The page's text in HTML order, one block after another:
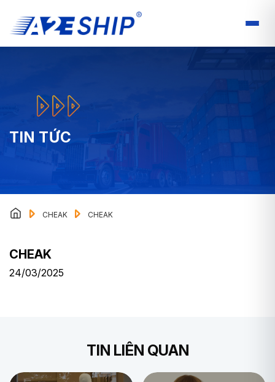
TIN TỨC
CHEAK CHEAK
CHEAK
24/03/2025
TIN LIÊN QUAN